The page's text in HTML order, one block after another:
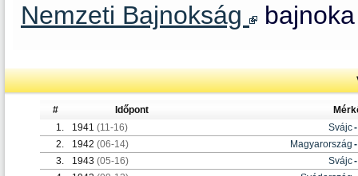
Nemzeti Bajnokság
# Időpont
1.
1941 (11-16) Svájc-
2.
1942 (06-14) Magyarország -
3.
1943 (05-16) Svájc-